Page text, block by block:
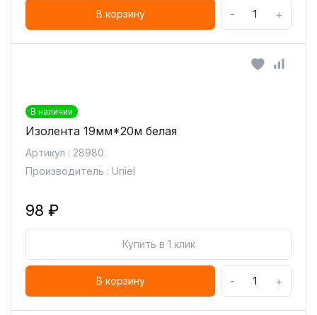
В корзину - +
В наличии
Изолента 19мм*20м белая
Артикул : 28980
Производитель : Uniel
98 ₽
Купить в 1 клик
В корзину - +